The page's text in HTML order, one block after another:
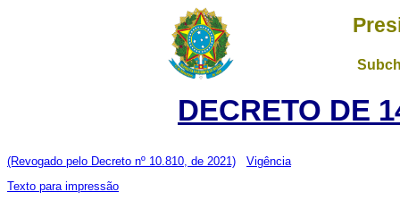
DECRETO DE
(Revogado pelo Decreto nº 10.810, de 2021)
Vigência
Texto para impressão